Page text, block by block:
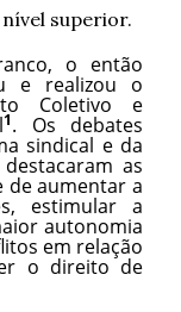
superior.
o então
e realizou o
Coletivo e
1. Os debates
sindical e da
as
de aumentar a
estimular a
autonomia
em relação
o direito de